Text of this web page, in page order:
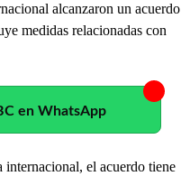
alcanzaron un acuerdo
medidas relacionadas con
en WhatsApp
el acuerdo tiene